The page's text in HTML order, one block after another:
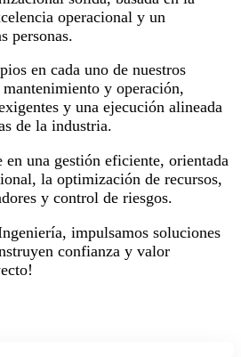
operacional y un
personas.
en cada uno de nuestros
y operación,
y una ejecución alineada
de la industria.
en una gestión eficiente, orientada
la optimización de recursos,
y control de riesgos.
impulsamos soluciones
confianza y valor